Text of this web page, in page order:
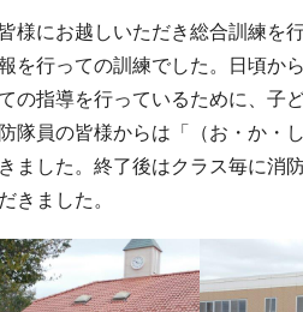
様にお越しいただき総合訓練を
を行っての訓練でした。日頃か
の指導を行っているために、子
隊員の皆様からは「（お・か・
ました。終了後はクラス毎に消
きました。